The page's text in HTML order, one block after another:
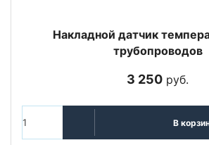
Накладной датчик
трубопроводов
3 250 руб.
В